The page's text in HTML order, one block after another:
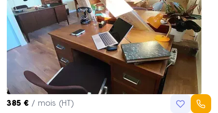
385 € / mois (HT)